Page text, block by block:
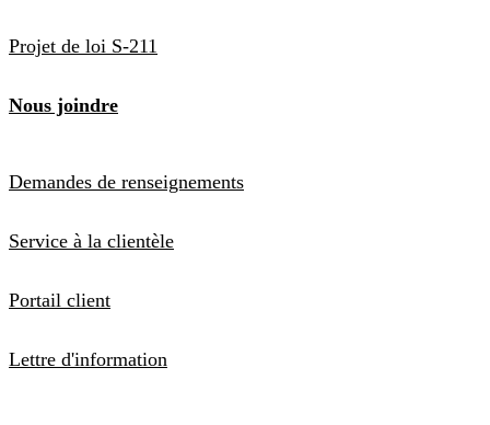
Projet de loi S-211
Nous joindre
Demandes de renseignements
Service à la clientèle
Portail client
Lettre d'information